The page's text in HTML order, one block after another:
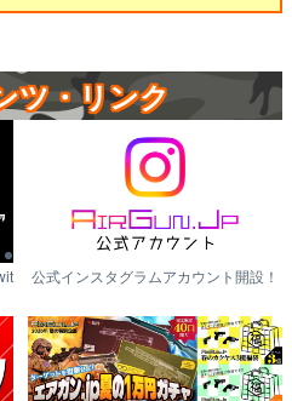
ツ・リンク
公式インスタグラムアカウント開設！